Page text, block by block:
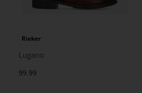
Rieker
Lugano
99.99